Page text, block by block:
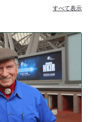
すべて表示